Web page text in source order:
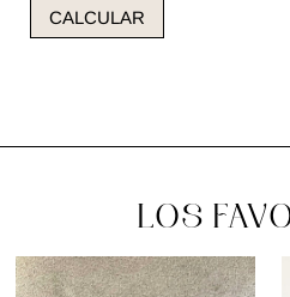
CALCULAR
LOS